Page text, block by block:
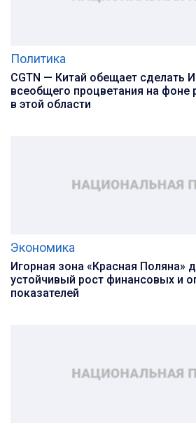
Политика
CGTN — Китай обещает сделать
всеобщего процветания на фоне
в этой области
Экономика
Игорная зона «Красная Поляна»
устойчивый рост финансовых и
показателей